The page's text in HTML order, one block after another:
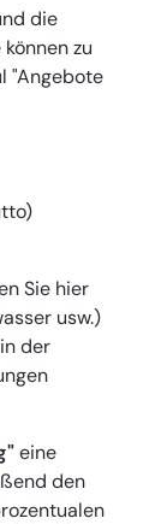
die
zu
"Angebote
Sie hier
usw.)
der
eine
den